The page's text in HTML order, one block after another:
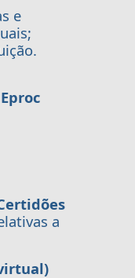
e
a